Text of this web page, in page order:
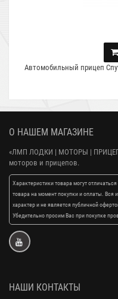
Автомобильный прицеп
О НАШЕМ МАГАЗИНЕ
«ЛМП ЛОДКИ | МОТОРЫ |
моторов и прицепов.
Характеристики товара могут
товара на момент покупки и оплаты. Вся
характер и не является публичной
Убедительно просим Вас при покупке
НАШИ КОНТАКТЫ